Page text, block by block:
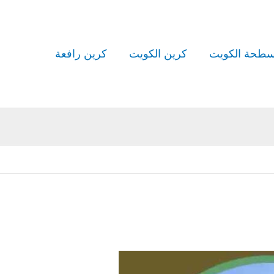
الكويت كرين الكويت كرين رافعة